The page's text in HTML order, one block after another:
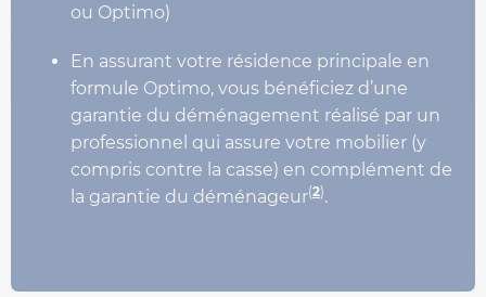
ou Optimo)
En assurant votre résidence principale en
formule Optimo, vous bénéficiez d’une
garantie du déménagement réalisé par un
professionnel qui assure votre mobilier (y
compris contre la casse) en complément de
la garantie du déménageur(2).